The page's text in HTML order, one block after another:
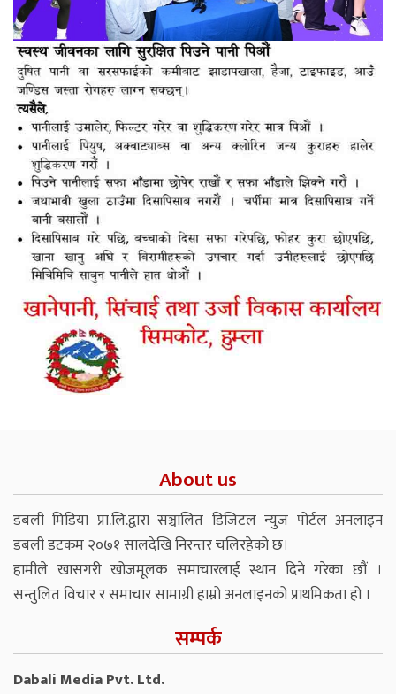
About us
डबली मिडिया प्रा.लि.द्वारा सञ्चालित डिजिटल न्युज पोर्टल अनलाइन
डबली डटकम २०७१ सालदेखि निरन्तर चलिरहेको छ।
हामीले खासगरी खोजमूलक समाचारलाई स्थान दिने गरेका छौं ।
सन्तुलित विचार र समाचार सामाग्री हाम्रो अनलाइनको प्राथमिकता हो ।
सम्पर्क
Dabali Media Pvt. Ltd.